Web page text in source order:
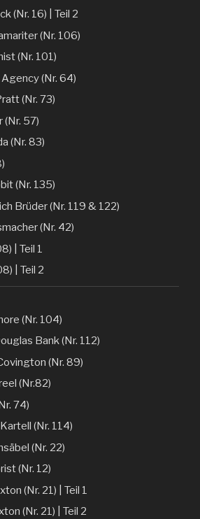
(Nr. 16) | Teil 2
(Nr. 106)
(Nr. 101)
(Nr. 64)
(Nr. 73)
(Nr. 57)
(Nr. 83)
(Nr. 135)
Brüder (Nr. 119 & 122)
(Nr. 42)
| Teil 1
| Teil 2
(Nr. 104)
Bank (Nr. 112)
(Nr. 89)
(Nr.82)
74)
(Nr. 114)
(Nr. 22)
(Nr. 12)
(Nr. 21) | Teil 1
(Nr. 21) | Teil 2